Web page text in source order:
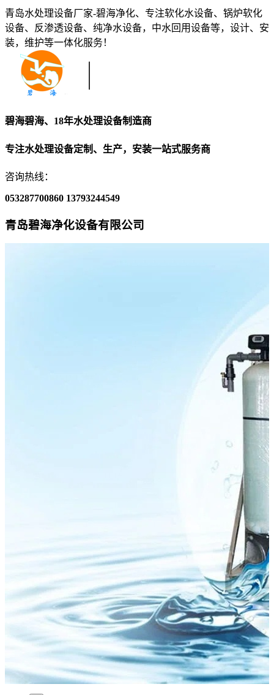
青岛水处理设备厂家-碧海净化、专注软化水设备、锅炉软化
设备、反渗透设备、纯净水设备，中水回用设备等，设计、安
装，维护等一体化服务！
碧海碧海、18年水处理设备制造商
专注水处理设备定制、生产，安装一站式服务商
咨询热线：
053287700860 13793244549
青岛碧海净化设备有限公司